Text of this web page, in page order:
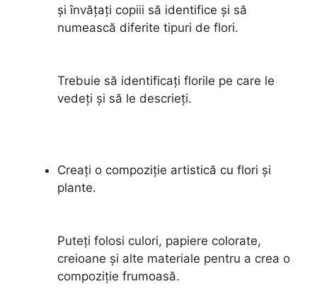
și învățați copiii să identifice și să
numească diferite tipuri de flori.
Trebuie să identificați florile pe care le
vedeți și să le descrieți.
Creați o compoziție artistică cu flori și
plante.
Puteți folosi culori, papiere colorate,
creioane și alte materiale pentru a crea o
compoziție frumoasă.